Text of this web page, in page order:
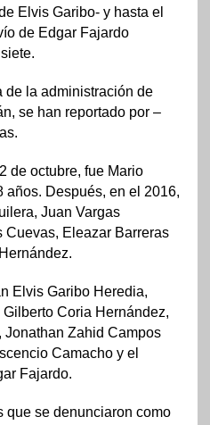
Elvis Garibo- y hasta el
de Edgar Fajardo
de la administración de
se han reportado por –
de octubre, fue Mario
años. Después, en el 2016,
Juan Vargas
Eleazar Barreras
Elvis Garibo Heredia,
Coria Hernández,
Jonathan Zahid Campos
Camacho y el
Fajardo.
que se denunciaron como